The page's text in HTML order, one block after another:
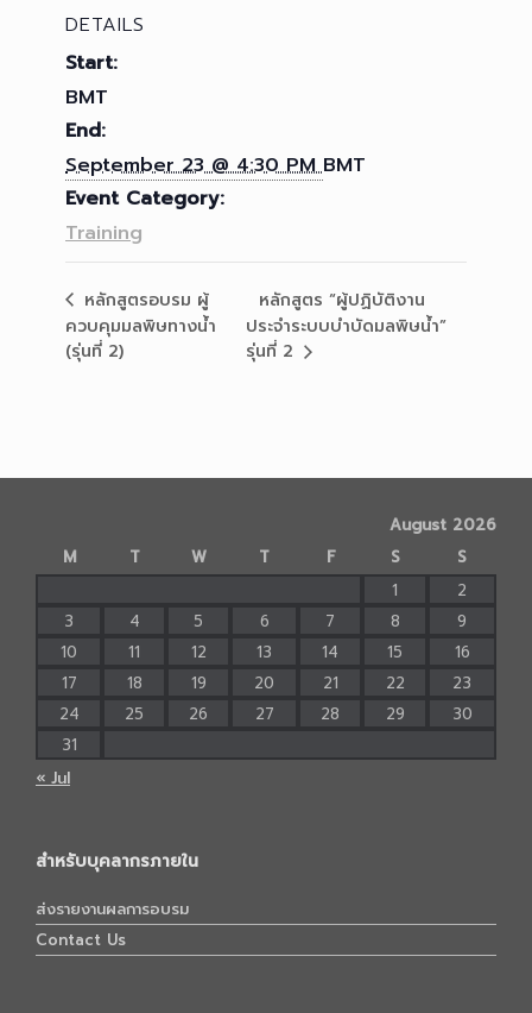
DETAILS
Start:
BMT
End:
September 23 @ 4:30 PMBMT
Event Category:
Training
หลักสูตรอบรม ผู้
ควบคุมมลพิษทางน้ำ
(รุ่นที่ 2)
หลักสูตร “ผู้ปฏิบัติงาน
ประจำระบบบำบัดมลพิษน้ำ”
รุ่นที่ 2
August 2026
M
T W T F S
S
1
2
3
4 5 6 7 8
9
10
11 12 13 14 15
16
17
18 19 20 21 22
23
24
25 26 27 28 29
30
31
« Jul
สำหรับบุคลากรภายใน
ส่งรายงานผลการอบรม
Contact Us